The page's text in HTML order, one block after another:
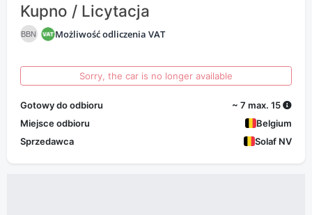
Kupno / Licytacja
BBN Możliwość odliczenia VAT
Sorry, the car is no longer available
Gotowy do odbioru
~ 7 max. 15
Miejsce odbioru
Belgium
Sprzedawca
Solaf NV